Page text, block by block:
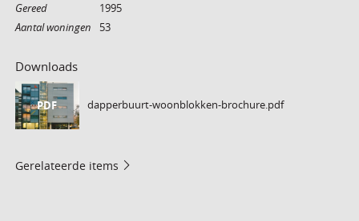
Gereed
1995
Aantal woningen
53
Downloads
PDF dapperbuurt-woonblokken-brochure.pdf
Gerelateerde items